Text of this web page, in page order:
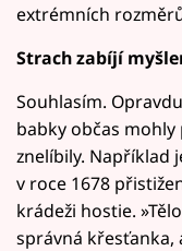
extrémních
Strach zabíjí
Souhlasím.
babky občas
znelíbily. Například
v roce 1678
krádeži hostie.
správná křesťanka,